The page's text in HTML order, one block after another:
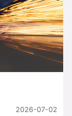
2026-07-02